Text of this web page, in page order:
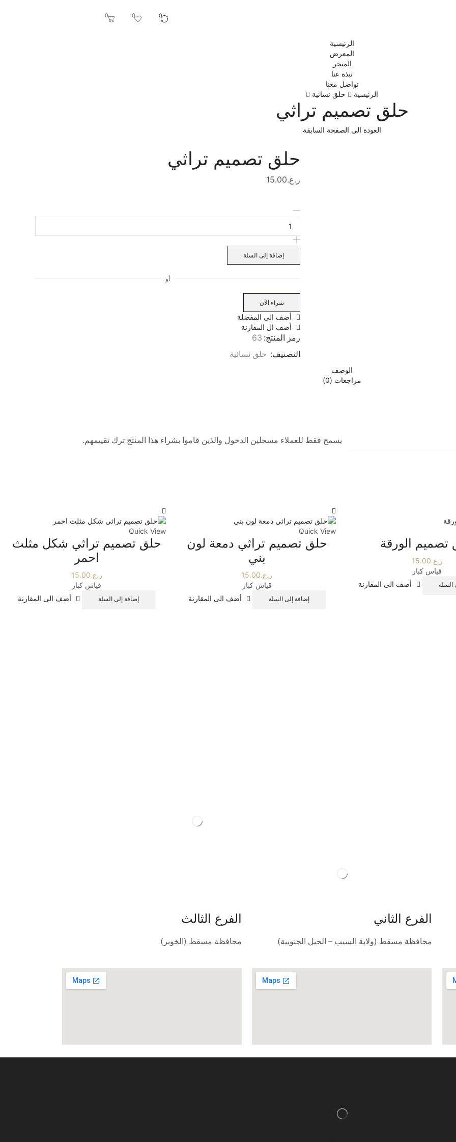
0
0
0
الرئيسية
المعرض
المتجر
نبذة عنا
تواصل معنا
الرئيسية
حلق نسائية
حلق تصميم تراثي
العودة الى الصفحة السابقة
حلق تصميم تراثي
ر.ع.15.00
إضافة إلى السلة
أو
شراء الآن
أضف الى المفضلة
أضف ال المقارنة
رمز المنتج: 63
التصنيف: حلق نسائية
الوصف
مراجعات (0)
يسمح فقط للعملاء مسجلين الدخول والذين قاموا بشراء هذا المنتج ترك تقييمهم.
تصميم الورقة
ر.ع.15.00
قياس كبار
السلة أضف الى المقارنة
Quick View
حلق تصميم تراثي دمعة لون
بني
ر.ع.15.00
قياس كبار
إضافة إلى السلة أضف الى المقارنة
Quick View
حلق تصميم تراثي شكل مثلث
احمر
ر.ع.15.00
قياس كبار
إضافة إلى السلة أضف الى المقارنة
الفرع الثاني
محافظة مسقط (ولاية السيب – الحيل الجنوبية)
الفرع الثالث
محافظة مسقط (الخوير)